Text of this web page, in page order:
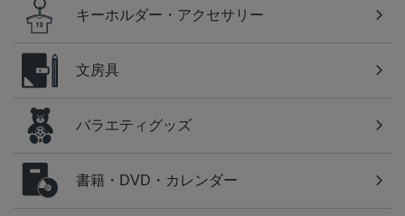
キーホルダー・アクセサリー
文房具
バラエティグッズ
書籍・DVD・カレンダー